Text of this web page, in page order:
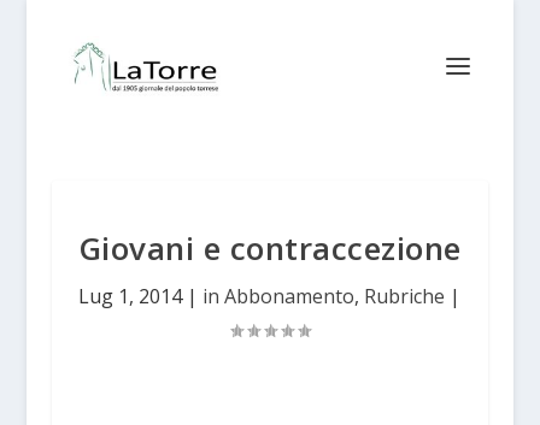
Giovani e contraccezione
Lug 1, 2014| in Abbonamento, Rubriche |